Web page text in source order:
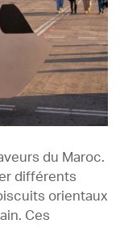
du Maroc.
différents
orientaux
Ces